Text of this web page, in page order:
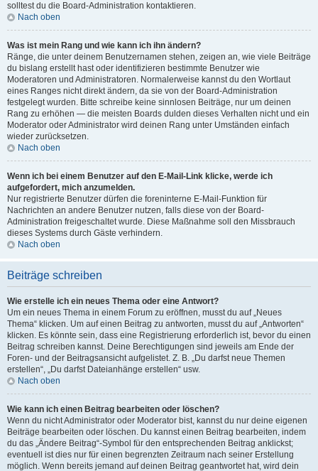
solltest du die Board-Administration kontaktieren.
Nach oben
Was ist mein Rang und wie kann ich ihn ändern?
Ränge, die unter deinem Benutzernamen stehen, zeigen an, wie viele Beiträge
du bislang erstellt hast oder identifizieren bestimmte Benutzer wie
Moderatoren und Administratoren. Normalerweise kannst du den Wortlaut
eines Ranges nicht direkt ändern, da sie von der Board-Administration
festgelegt wurden. Bitte schreibe keine sinnlosen Beiträge, nur um deinen
Rang zu erhöhen — die meisten Boards dulden dieses Verhalten nicht und ein
Moderator oder Administrator wird deinen Rang unter Umständen einfach
wieder zurücksetzen.
Nach oben
Wenn ich bei einem Benutzer auf den E-Mail-Link klicke, werde ich
aufgefordert, mich anzumelden.
Nur registrierte Benutzer dürfen die foreninterne E-Mail-Funktion für
Nachrichten an andere Benutzer nutzen, falls diese von der Board-
Administration freigeschaltet wurde. Diese Maßnahme soll den Missbrauch
dieses Systems durch Gäste verhindern.
Nach oben
Beiträge schreiben
Wie erstelle ich ein neues Thema oder eine Antwort?
Um ein neues Thema in einem Forum zu eröffnen, musst du auf „Neues
Thema“ klicken. Um auf einen Beitrag zu antworten, musst du auf „Antworten“
klicken. Es könnte sein, dass eine Registrierung erforderlich ist, bevor du einen
Beitrag schreiben kannst. Deine Berechtigungen sind jeweils am Ende der
Foren- und der Beitragsansicht aufgelistet. Z. B. „Du darfst neue Themen
erstellen“, „Du darfst Dateianhänge erstellen“ usw.
Nach oben
Wie kann ich einen Beitrag bearbeiten oder löschen?
Wenn du nicht Administrator oder Moderator bist, kannst du nur deine eigenen
Beiträge bearbeiten oder löschen. Du kannst einen Beitrag bearbeiten, indem
du das „Ändere Beitrag“-Symbol für den entsprechenden Beitrag anklickst;
eventuell ist dies nur für einen begrenzten Zeitraum nach seiner Erstellung
möglich. Wenn bereits jemand auf deinen Beitrag geantwortet hat, wird dein